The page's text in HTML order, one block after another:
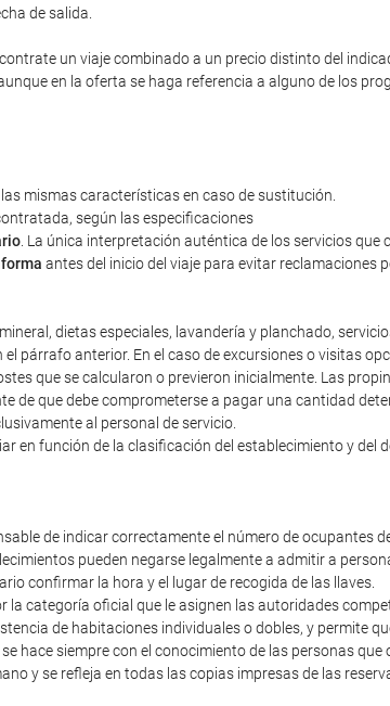
de salida.
un viaje combinado a un precio distinto del
en la oferta se haga referencia a alguno de los
mismas características en caso de sustitución.
según las especificaciones
. La única interpretación auténtica de los servicios
antes del inicio del viaje para evitar reclamaciones
dietas especiales, lavandería y planchado,
anterior. En el caso de excursiones o visitas
que se calcularon o previeron inicialmente. Las
de que debe comprometerse a pagar una cantidad
al personal de servicio.
función de la clasificación del establecimiento y del
de indicar correctamente el número de ocupantes
pueden negarse legalmente a admitir a
confirmar la hora y el lugar de recogida de las llaves.
categoría oficial que le asignen las autoridades
de habitaciones individuales o dobles, y permite
hace siempre con el conocimiento de las personas que
y se refleja en todas las copias impresas de las